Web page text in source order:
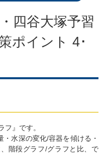
四谷大塚予習
ポイント 4･
』です。
水深の変化/容器を傾ける・
階段グラフ/グラフと比、で